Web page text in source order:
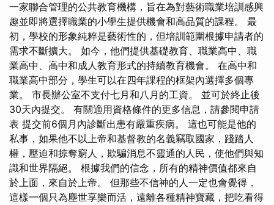
一家聯合管理的公共教育機構，旨在為對藝術職業培訓感興
趣並即將選擇職業的小學生提供機會和高品質的課程。 最
初，學校的形象純粹是藝術性的，但培訓範圍根據申請者的
需求不斷擴大。 如今，他們提供基礎教育、職業高中、職
業高中、高中和成人教育形式的持續教育機會。 在高中和
職業高中部分，學生可以在四年課程的框架內選擇多個專
業。 市長辦公室不支付七月和八月的工資。 並可於終止後
30天內提交。 有關適用資格條件的更多信息，請參閱申請
表 提交前6個月內診斷出患有嚴重疾病。 這也可能是他的
私事，如果他不以上帝和基督教的名義竊取國家，踐踏人
權，壓迫和掠奪窮人，欺騙消息不靈通的人民，使他們與知
識和世界隔絕。 根據我們的信念，所有的精神價值都來自
於上面，來自於上帝。 但那些不信神的人一定也會覺得，
這樣一個只為塵世享樂而活，遠離各種精神寶藏，把吃看得